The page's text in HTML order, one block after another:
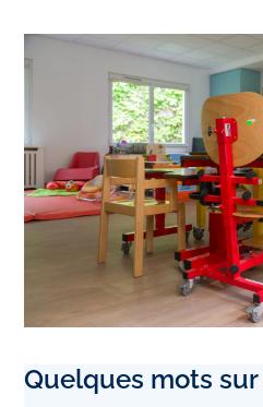
Quelques mots sur